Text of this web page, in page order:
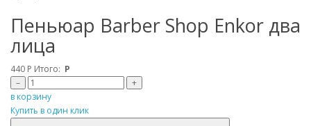
Пеньюар Barber Shop Enkor два
лица
440 Р Итого: Р
–
+
в корзину
Купить в один клик